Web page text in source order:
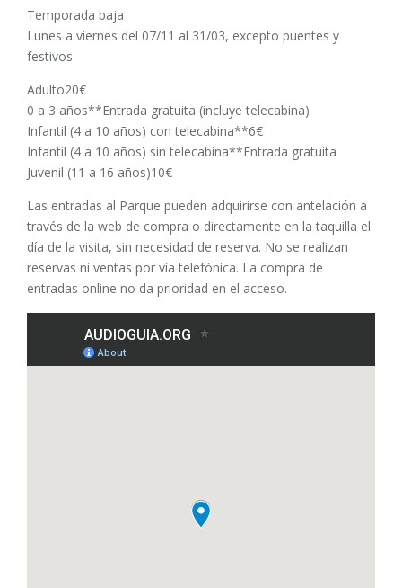
Temporada baja
Lunes a viernes del 07/11 al 31/03, excepto puentes y
festivos
Adulto20€
0 a 3 años**Entrada gratuita (incluye telecabina)
Infantil (4 a 10 años) con telecabina**6€
Infantil (4 a 10 años) sin telecabina**Entrada gratuita
Juvenil (11 a 16 años)10€
Las entradas al Parque pueden adquirirse con antelación a
través de la web de compra o directamente en la taquilla el
día de la visita, sin necesidad de reserva. No se realizan
reservas ni ventas por vía telefónica. La compra de
entradas online no da prioridad en el acceso.